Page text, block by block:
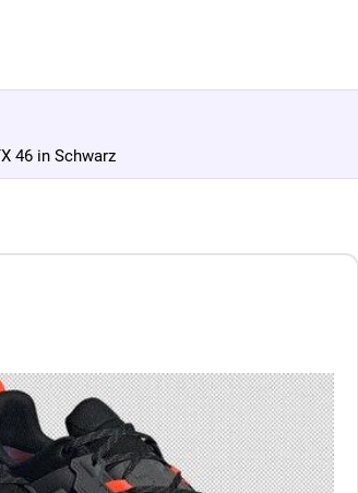
46 in Schwarz